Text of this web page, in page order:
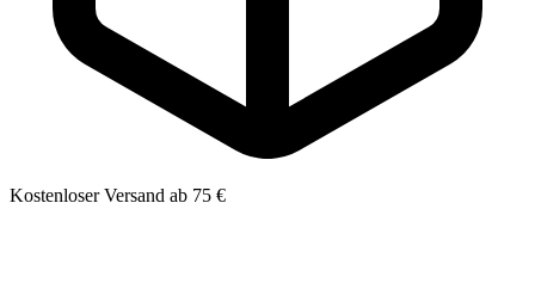
Kostenloser Versand ab 75 €